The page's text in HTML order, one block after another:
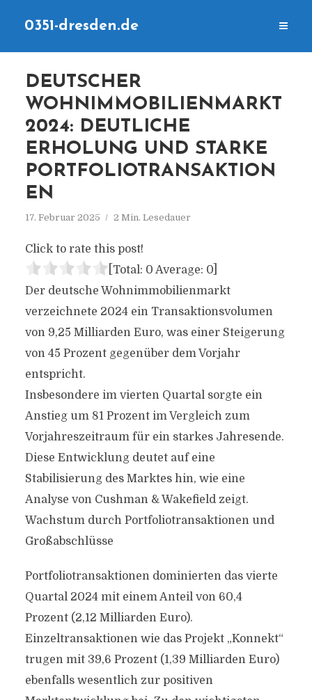
0351-dresden.de
DEUTSCHER
WOHNIMMOBILIENMARKT
2024: DEUTLICHE
ERHOLUNG UND STARKE
PORTFOLIOTRANSAKTION
EN
17. Februar 2025 2 Min. Lesedauer
Click to rate this post!
[Total: 0 Average: 0]
Der deutsche Wohnimmobilienmarkt
verzeichnete 2024 ein Transaktionsvolumen
von 9,25 Milliarden Euro, was einer Steigerung
von 45 Prozent gegenüber dem Vorjahr
entspricht.
Insbesondere im vierten Quartal sorgte ein
Anstieg um 81 Prozent im Vergleich zum
Vorjahreszeitraum für ein starkes Jahresende.
Diese Entwicklung deutet auf eine
Stabilisierung des Marktes hin, wie eine
Analyse von Cushman & Wakefield zeigt.
Wachstum durch Portfoliotransaktionen und
Großabschlüsse
Portfoliotransaktionen dominierten das vierte
Quartal 2024 mit einem Anteil von 60,4
Prozent (2,12 Milliarden Euro).
Einzeltransaktionen wie das Projekt „Konnekt“
trugen mit 39,6 Prozent (1,39 Milliarden Euro)
ebenfalls wesentlich zur positiven